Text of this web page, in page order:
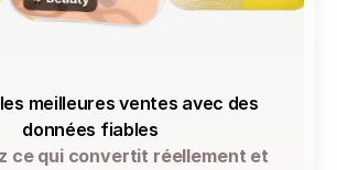
meilleures ventes avec des
données fiables
ce qui convertit réellement et